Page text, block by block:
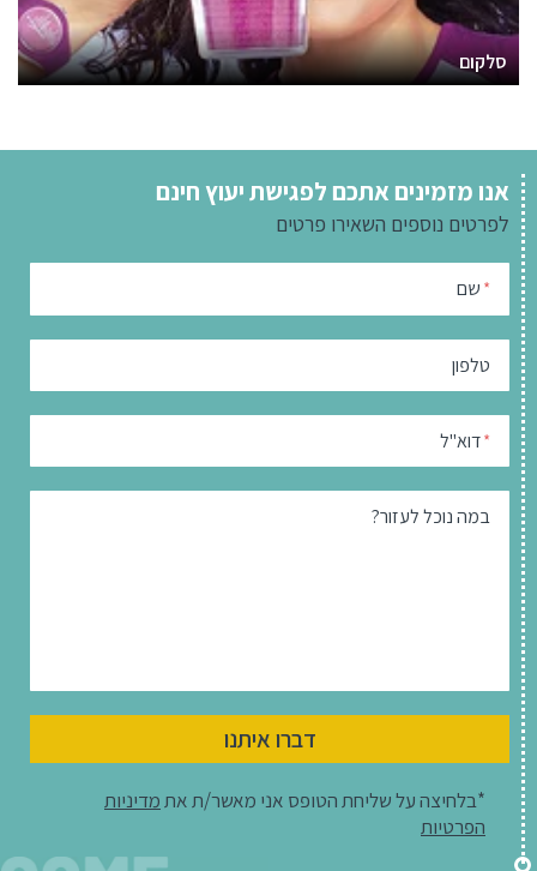
סלקום
אנו מזמינים אתכם לפגישת יעוץ חינם
לפרטים נוספים השאירו פרטים
* שם
טלפון
*דוא"ל
במה נוכל לעזור?
דברו איתנו
*בלחיצה על שליחת הטופס אני מאשר/ת אתמדיניות
הפרטיות